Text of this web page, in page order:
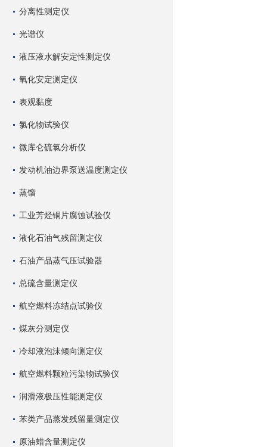
分离性测定仪
光谱仪
液压液水解安定性测定仪
氧化安定测定仪
表观黏度
氯化物试验仪
微库仑硫氯分析仪
发动机油边界泵送温度测定仪
蒸馏
工业芳烃铜片腐蚀试验仪
液化石油气残留测定仪
石油产品蒸气压试验器
总硫含量测定仪
航空燃料冻结点试验仪
煤灰分测定仪
冷却液泡沫倾向测定仪
航空燃料颗粒污染物试验仪
润滑液极压性能测定仪
苯类产品蒸发残留量测定仪
原油蜡含量测定仪